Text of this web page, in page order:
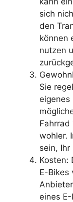
sich
den
können
nutzen
Sie
eigenes
wohler.
sein, Ihr
Kosten:
E-Bikes
eines